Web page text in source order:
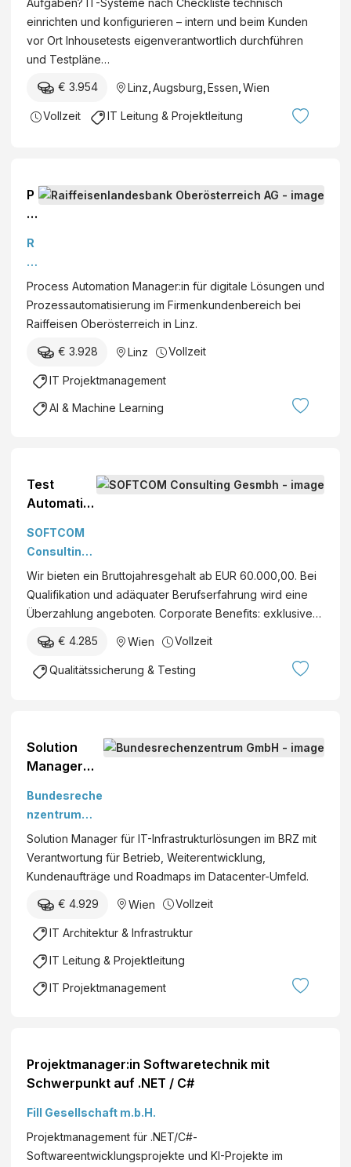
Aufgaben? IT-Systeme nach Checkliste technisch
einrichten und konfigurieren – intern und beim Kunden
vor Ort Inhousetests eigenverantwortlich durchführen
und Testpläne…
€ 3.954 Linz,Augsburg, Essen,Wien
Vollzeit IT Leitung & Projektleitung
P
r
c
e
s
s
A
o
m
n
M
n
a
g
e
r
)
R
ai
ff
ei
s
d
a
n
k
O
er
ö
st
er
ic
Process Automation Manager:in für digitale Lösungen und
Prozessautomatisierung im Firmenkundenbereich bei
Raiffeisen Oberösterreich in Linz.
€ 3.928 Linz Vollzeit
IT Projektmanagement
AI & Machine Learning
Test
Automatio
(w/m/d)
SOFTCOM
Consulting
Gesmbh
Wir bieten ein Bruttojahresgehalt ab EUR 60.000,00. Bei
Qualifikation und adäquater Berufserfahrung wird eine
Überzahlung angeboten. Corporate Benefits: exklusive…
€ 4.285 Wien Vollzeit
Qualitätssicherung & Testing
Solution
Manager
Infrastruktu
rlösungen
Bundesreche
nzentrum
GmbH
Solution Manager für IT-Infrastrukturlösungen im BRZ mit
Verantwortung für Betrieb, Weiterentwicklung,
Kundenaufträge und Roadmaps im Datacenter-Umfeld.
€ 4.929 Wien Vollzeit
IT Architektur & Infrastruktur
IT Leitung & Projektleitung
IT Projektmanagement
Projektmanager:in Softwaretechnik mit
Schwerpunkt auf .NET / C#
Fill Gesellschaft m.b.H.
Projektmanagement für .NET/C#-
Softwareentwicklungsprojekte und KI-Projekte im